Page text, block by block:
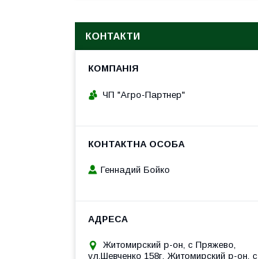
КОНТАКТИ
ЧП "Агро-Партнер"
Геннадий Бойко
Житомирский р-он, с Пряжево,
ул.Шевченко 158г, Житомирский р-он, с